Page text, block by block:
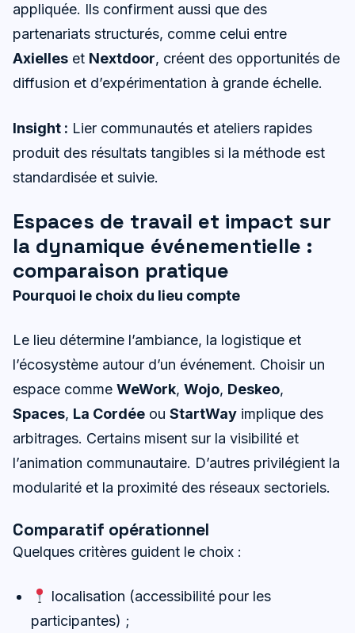
appliquée. Ils confirment aussi que des
partenariats structurés, comme celui entre
Axielles et Nextdoor, créent des opportunités de
diffusion et d’expérimentation à grande échelle.
Insight : Lier communautés et ateliers rapides
produit des résultats tangibles si la méthode est
standardisée et suivie.
Espaces de travail et impact sur
la dynamique événementielle :
comparaison pratique
Pourquoi le choix du lieu compte
Le lieu détermine l’ambiance, la logistique et
l’écosystème autour d’un événement. Choisir un
espace comme WeWork, Wojo, Deskeo,
Spaces, La Cordée ou StartWay implique des
arbitrages. Certains misent sur la visibilité et
l’animation communautaire. D’autres privilégient la
modularité et la proximité des réseaux sectoriels.
Comparatif opérationnel
Quelques critères guident le choix :
localisation (accessibilité pour les
participantes) ;